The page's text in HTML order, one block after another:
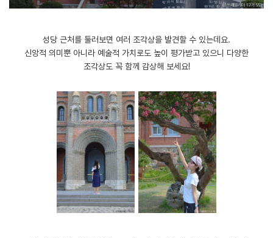
성당 근처를 둘러보면 여러 조각상을 발견할 수 있는데요.
신앙적 의미뿐 아니라 예술적 가치로도 높이 평가받고 있으니 다양한
조각상도 꼭 함께 감상해 보세요!